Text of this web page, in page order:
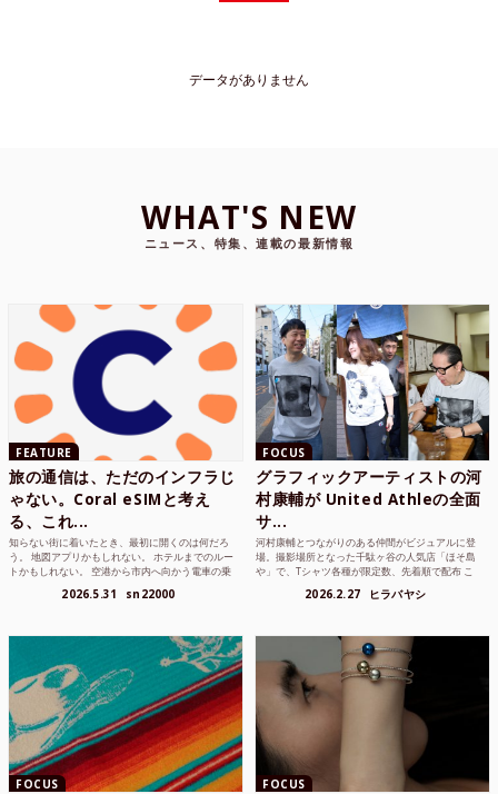
データがありません
WHAT'S NEW
ニュース、特集、連載の最新情報
FEATURE
旅の通信は、ただのインフラじ
ゃない。Coral eSIMと考え
る、これ...
知らない街に着いたとき、最初に開くのは何だろ
う。 地図アプリかもしれない。 ホテルまでのルー
トかもしれない。 空港から市内へ向かう電車の乗
2026.5.31 sn22000
FOCUS
グラフィックアーティストの河
村康輔が United Athleの全面
サ...
河村康輔とつながりのある仲間がビジュアルに登
場。撮影場所となった千駄ヶ谷の人気店「ほそ島
や」で、Tシャツ各種が限定数、先着順で配布 こ
2026.2.27 ヒラバヤシ
FOCUS FOCUS